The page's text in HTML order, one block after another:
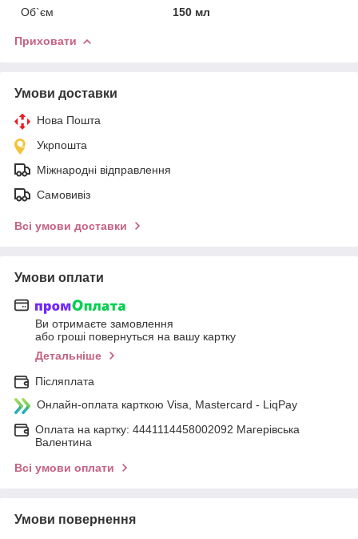
Об`єм
150 мл
Приховати
Умови доставки
Нова Пошта
Укрпошта
Міжнародні відправлення
Самовивіз
Всі умови доставки
Умови оплати
Ви отримаєте замовлення
або гроші повернуться на вашу картку
Детальніше
Післяплата
Онлайн-оплата карткою Visa, Mastercard - LiqPay
Оплата на картку: 4441114458002092 Магерівська
Валентина
Всі умови оплати
Умови повернення